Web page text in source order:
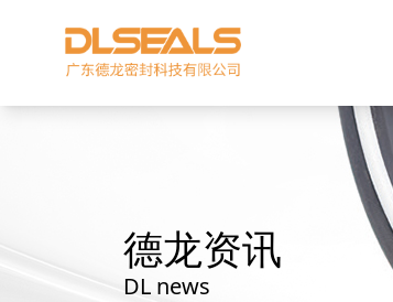
德龙资讯
DL news